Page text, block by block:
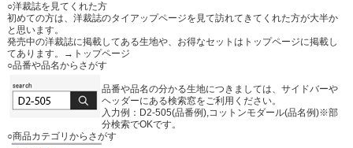
○洋裁誌を見てくれた方
初めての方は、洋裁誌のタイアップページを見て訪れてきてくれた方が大半か
と思います。
発売中の洋裁誌に掲載してある生地や、お得なセットはトップページに掲載し
てあります。
→トップページ
○品番や品名からさがす
品番や品名の分かる生地につきましては、サイドバーや
ヘッダーにある検索窓をご利用ください。
入力例：D2-505(品番例),コットンモダール(品名例)※部
分検索でOKです。
○商品カテゴリからさがす